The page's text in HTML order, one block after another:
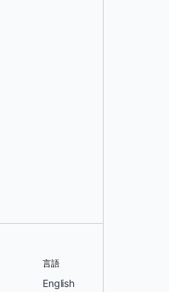
言語
English